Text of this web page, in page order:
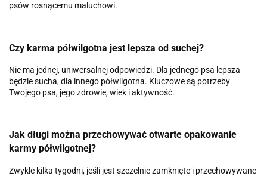
psów rosnącemu maluchowi.
Czy karma półwilgotna jest lepsza od suchej?
Nie ma jednej, uniwersalnej odpowiedzi. Dla jednego psa lepsza
będzie sucha, dla innego półwilgotna. Kluczowe są potrzeby
Twojego psa, jego zdrowie, wiek i aktywność.
Jak długi można przechowywać otwarte opakowanie
karmy półwilgotnej?
Zwykle kilka tygodni, jeśli jest szczelnie zamknięte i przechowywane